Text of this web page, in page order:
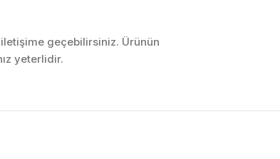
geçebilirsiniz. Ürünün
yeterlidir.